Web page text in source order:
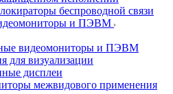
беспроводной связи
и ПЭВМ
видеомониторы и ПЭВМ
для визуализации
дисплеи
межвидового применения